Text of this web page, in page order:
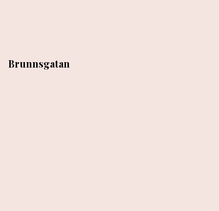
Brunnsgatan